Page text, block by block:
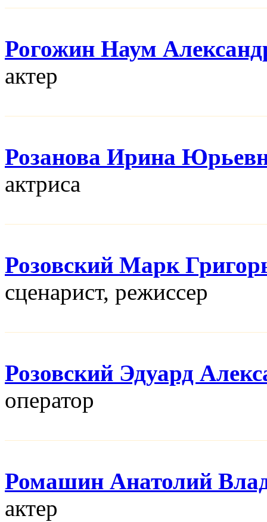
Рогожин Наум
актер
Розанова Ирина
актриса
Розовский Марк
сценарист, режисcер
Розовский Эдуард
оператор
Ромашин Анатолий
актер